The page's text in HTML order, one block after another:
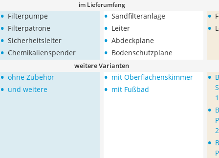
im Lieferumfang
• Filterpumpe
• Filterpatrone
• Sicherheitsleiter
• Chemikalienspender
• Sandfilteranlage
• Leiter
• Abdeckplane
• Bodenschutzplane
•
•
weitere Varianten
• ohne Zubehör
• und weitere
• mit Oberflächenskimmer
• mit Fußbad
•
•
•